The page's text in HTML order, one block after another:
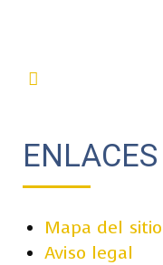
ENLACES
Mapa del sitio
Aviso legal